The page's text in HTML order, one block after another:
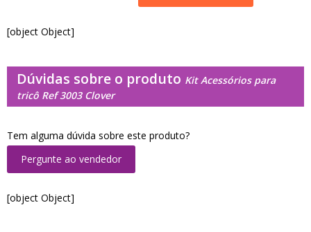
[object Object]
Dúvidas sobre o produto Kit Acessórios para
tricô Ref 3003 Clover
Tem alguma dúvida sobre este produto?
Pergunte ao vendedor
[object Object]